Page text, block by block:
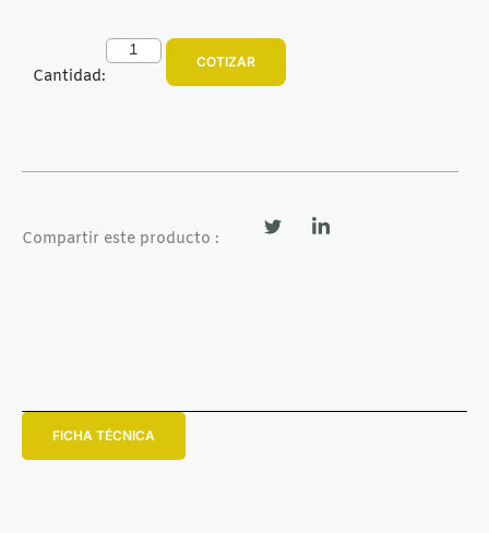
Cantidad:
COTIZAR
Compartir este producto :
FICHA TÉCNICA